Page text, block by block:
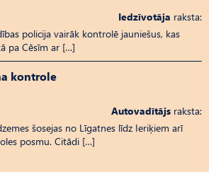
Iedzīvotāja raksta:
policija vairāk kontrolē jauniešus, kas
pa Cēsīm ar […]
kontrole
Autovadītājs raksta:
šosejas no Līgatnes līdz Ieriķiem arī
posmu. Citādi […]